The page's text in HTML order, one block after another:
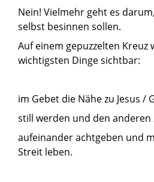
Nein! Vielmehr geht es
selbst besinnen sollen.
Auf einem gepuzzelten Kreuz
wichtigsten Dinge sichtbar:
im Gebet die Nähe zu Jesus /
still werden und den anderen
aufeinander achtgeben und
Streit leben.